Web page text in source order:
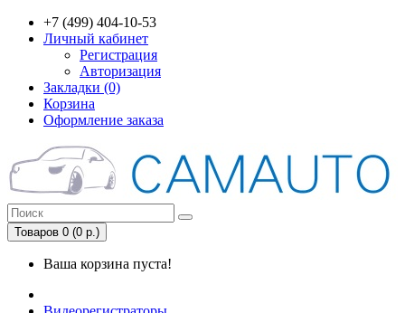
+7 (499) 404-10-53
Личный кабинет
Регистрация
Авторизация
Закладки (0)
Корзина
Оформление заказа
Товаров 0 (0 р.)
Ваша корзина пуста!